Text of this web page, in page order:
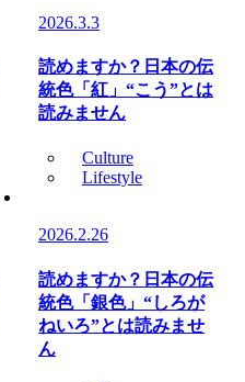
2026.3.3
読めますか？日本の伝
統色「紅」“こう”とは
読みません
Culture
Lifestyle
2026.2.26
読めますか？日本の伝
統色「銀色」“しろが
ねいろ”とは読みませ
ん